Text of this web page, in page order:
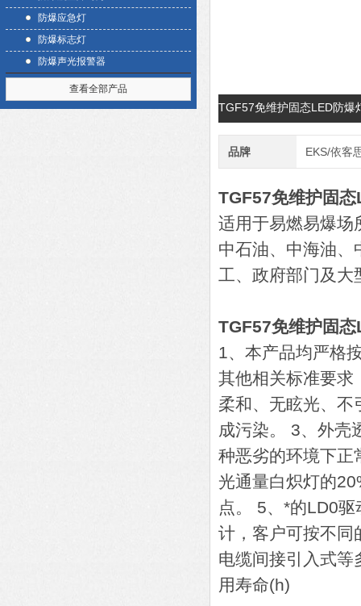
防爆应急灯
防爆标志灯
防爆声光报警器
查看全部产品
TGF57免维护固态LED防爆
品牌 EKS/依客
TGF57免维护固
适用于易燃易爆场
中石油、中海油、
工、政府部门及大
TGF57免维护固
1、本产品均严格
其他相关标准要求
柔和、无眩光、不
成污染。 3、外壳
种恶劣的环境下正
光通量白炽灯的
点。 5、*的LD0
计，客户可按不同
电缆间接引入式等
用寿命(h)